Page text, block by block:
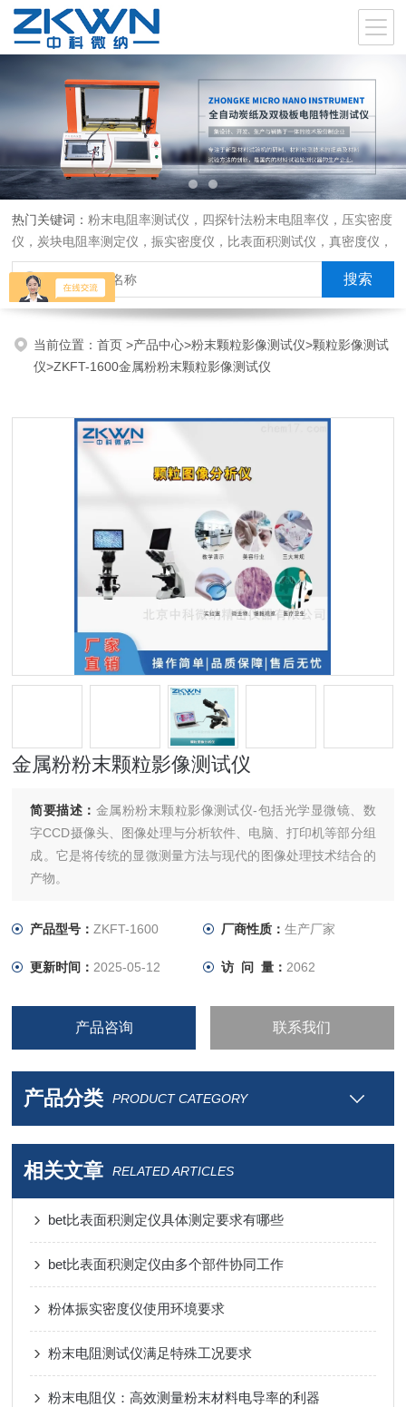
热门关键词：粉末电阻率测试仪，四探针法粉末电阻率仪，压实密度
仪，炭块电阻率测定仪，振实密度仪，比表面积测试仪，真密度仪，
炭块热膨胀仪，炭块透气率仪，炭块二氧化碳反应测定仪
当前位置：首页>产品中心>粉末颗粒影像测试仪>颗粒影像测试
仪>ZKFT-1600金属粉粉末颗粒影像测试仪
金属粉粉末颗粒影像测试仪
简要描述： 金属粉粉末颗粒影像测试仪-包括光学显微镜、数
字CCD摄像头、图像处理与分析软件、电脑、打印机等部分组
成。它是将传统的显微测量方法与现代的图像处理技术结合的
产物。
产品型号：ZKFT-1600 厂商性质： 生产厂家
更新时间： 2025-05-12 访 问 量： 2062
产品咨询 联系我们
产品分类 PRODUCT CATEGORY
相关文章 RELATED ARTICLES
bet比表面积测定仪具体测定要求有哪些
bet比表面积测定仪由多个部件协同工作
粉体振实密度仪使用环境要求
粉末电阻测试仪满足特殊工况要求
粉末电阻仪：高效测量粉末材料电导率的利器